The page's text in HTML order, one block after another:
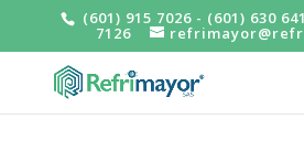
(601) 915 7026 - (601) 630
7126